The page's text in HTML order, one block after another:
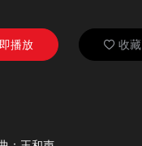
播放  收藏